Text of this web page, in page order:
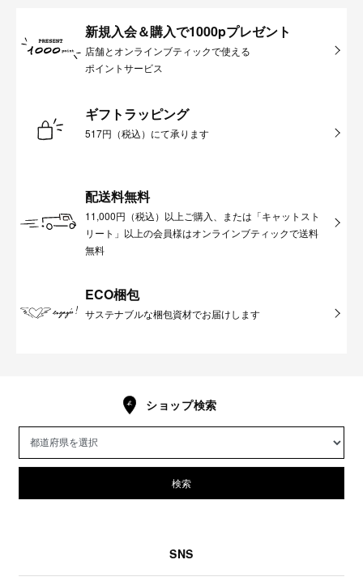
新規入会＆購入で1000pプレゼント
店舗とオンラインブティックで使える
ポイントサービス
ギフトラッピング
517円（税込）にて承ります
配送料無料
11,000円（税込）以上ご購入、または「キャットスト
リート」以上の会員様はオンラインブティックで送料
無料
ECO梱包
サステナブルな梱包資材でお届けします
ショップ検索
検索
SNS